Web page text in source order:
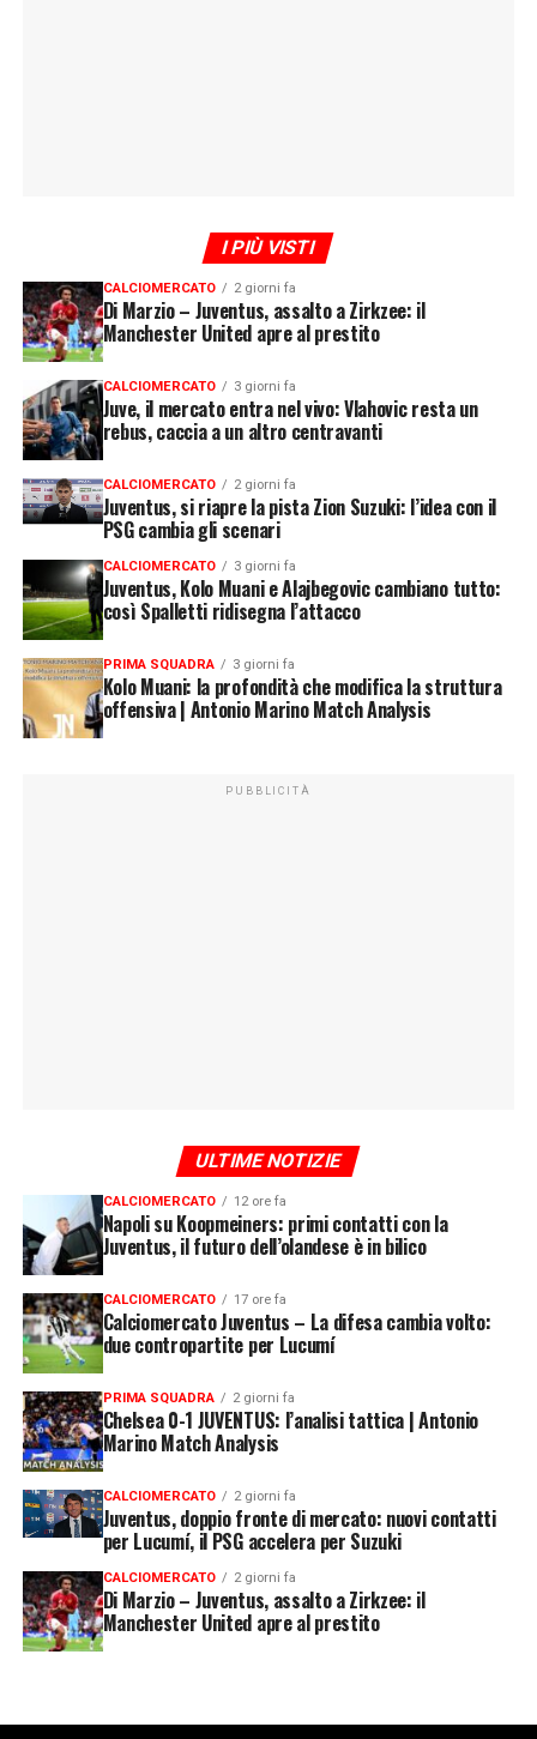
I PIÙ VISTI
CALCIOMERCATO 2 giorni fa
Di Marzio – Juventus, assalto a Zirkzee: il
Manchester United apre al prestito
CALCIOMERCATO 3 giorni fa
Juve, il mercato entra nel vivo: Vlahovic resta un
rebus, caccia a un altro centravanti
CALCIOMERCATO 2 giorni fa
Juventus, si riapre la pista Zion Suzuki: l’idea con il
PSG cambia gli scenari
CALCIOMERCATO 3 giorni fa
Juventus, Kolo Muani e Alajbegovic cambiano tutto:
così Spalletti ridisegna l’attacco
PRIMA SQUADRA 3 giorni fa
Kolo Muani: la profondità che modifica la struttura
offensiva | Antonio Marino Match Analysis
PUBBLICITÀ
ULTIME NOTIZIE
CALCIOMERCATO 12 ore fa
Napoli su Koopmeiners: primi contatti con la
Juventus, il futuro dell’olandese è in bilico
CALCIOMERCATO 17 ore fa
Calciomercato Juventus – La difesa cambia volto:
due contropartite per Lucumí
PRIMA SQUADRA 2 giorni fa
Chelsea 0-1 JUVENTUS: l’analisi tattica | Antonio
Marino Match Analysis
CALCIOMERCATO 2 giorni fa
Juventus, doppio fronte di mercato: nuovi contatti
per Lucumí, il PSG accelera per Suzuki
CALCIOMERCATO 2 giorni fa
Di Marzio – Juventus, assalto a Zirkzee: il
Manchester United apre al prestito